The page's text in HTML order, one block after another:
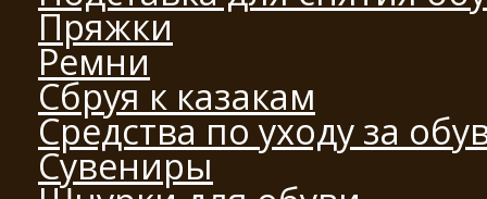
Пряжки
Ремни
Сбруя к казакам
Средства по уходу за
Сувениры